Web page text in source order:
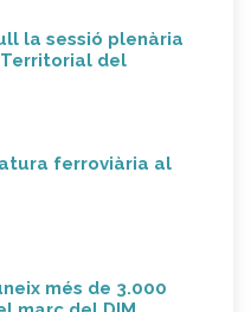
la sessió plenària
del
ferroviària al
més de 3.000